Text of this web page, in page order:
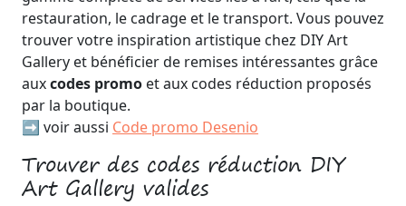
restauration, le cadrage et le transport. Vous pouvez
trouver votre inspiration artistique chez DIY Art
Gallery et bénéficier de remises intéressantes grâce
auxcodes promo et aux codes réduction proposés
par la boutique.
➡️ voir aussi Code promo Desenio
Trouver des codes réduction DIY
Art Gallery valides